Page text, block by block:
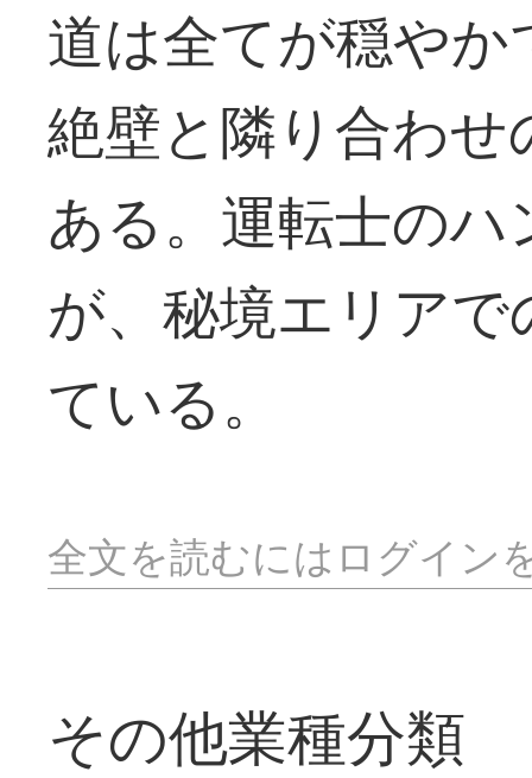
道は全てが穏や
絶壁と隣り合わ
ある。運転士の
が、秘境エリア
ている。
全文を読むにはログイン
その他業種分類